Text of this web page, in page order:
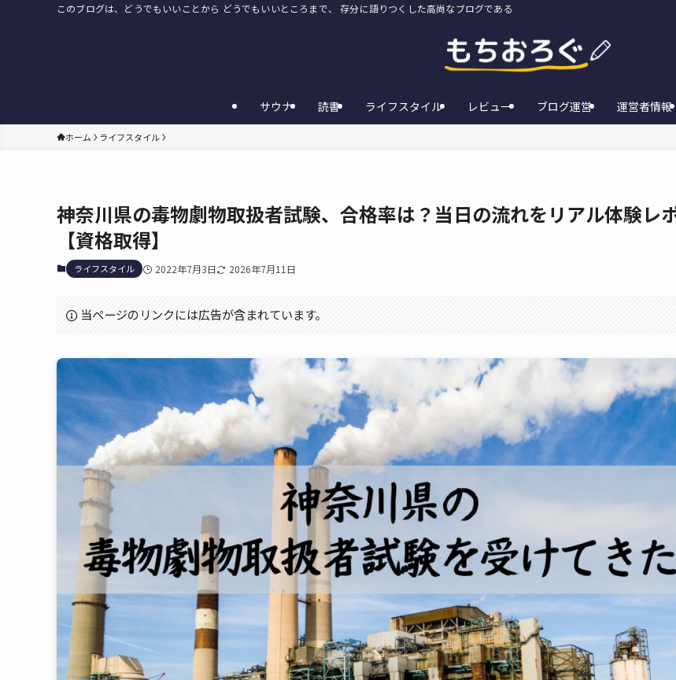
このブログは、どうでもいいことから どうでもいいところまで、 存分に語りつくした高尚なブログである
サウナ 読書 ライフスタイル レビュー ブログ運営 運営者情報
ホーム ライフスタイル
神奈川県の毒物劇物取扱者試験、合格率は？当日の流れをリアル体験レ
【資格取得】
ライフスタイル 2022年7月3日 2026年7月11日
当ページのリンクには広告が含まれています。